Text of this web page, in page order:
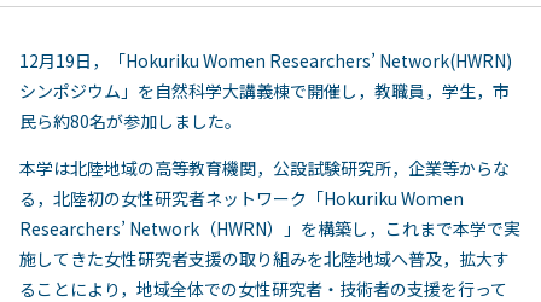
12月19日，「Hokuriku Women Researchers’ Network(HWRN)
シンポジウム」を自然科学大講義棟で開催し，教職員，学生，市
民ら約80名が参加しました。
本学は北陸地域の高等教育機関，公設試験研究所，企業等からな
る，北陸初の女性研究者ネットワーク「Hokuriku Women
Researchers’ Network（HWRN）」を構築し，これまで本学で実
施してきた女性研究者支援の取り組みを北陸地域へ普及，拡大す
ることにより，地域全体での女性研究者・技術者の支援を行って